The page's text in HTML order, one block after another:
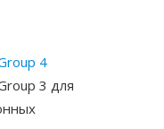
4
3 для